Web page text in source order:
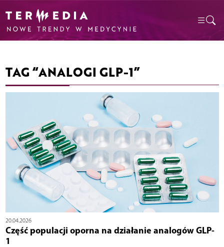
TAG “ANALOGI GLP-1”
20.04.2026
Część populacji oporna na działanie analogów GLP-
1